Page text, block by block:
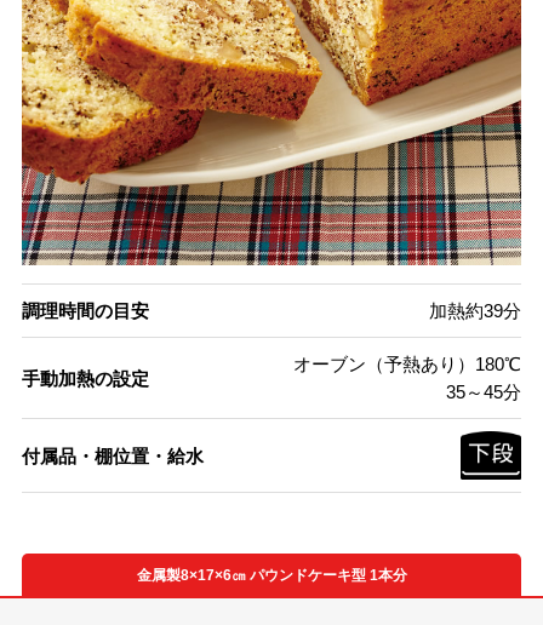
調理時間の目安 加熱約39分
手動加熱の設定
オーブン（予熱あり）180℃
35～45分
付属品・棚位置・給水
金属製8×17×6㎝ パウンドケーキ型 1本分